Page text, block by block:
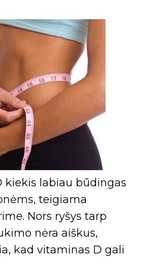
kiekis labiau būdingas
teigiama
Nors ryšys tarp
nėra aiškus,
kad vitaminas D gali